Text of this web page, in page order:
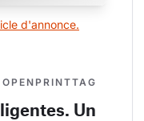
d'annonce.
Un